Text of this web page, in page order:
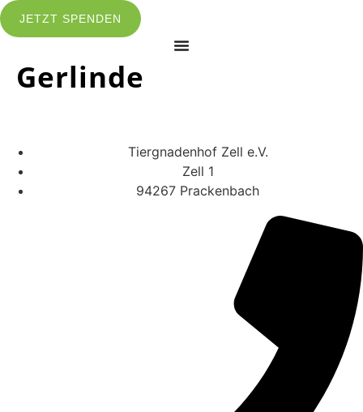
JETZT SPENDEN
Gerlinde
Tiergnadenhof Zell e.V.
Zell 1
94267 Prackenbach